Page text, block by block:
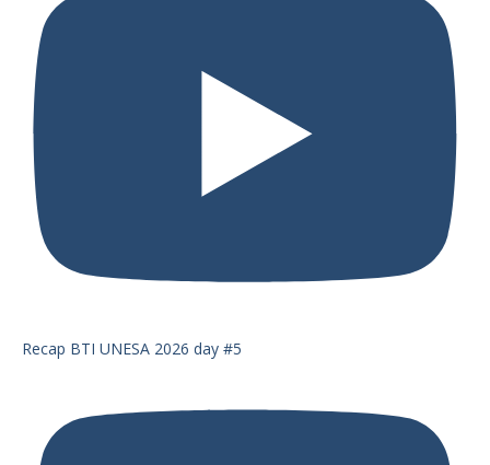
Recap BTI UNESA 2026 day #5